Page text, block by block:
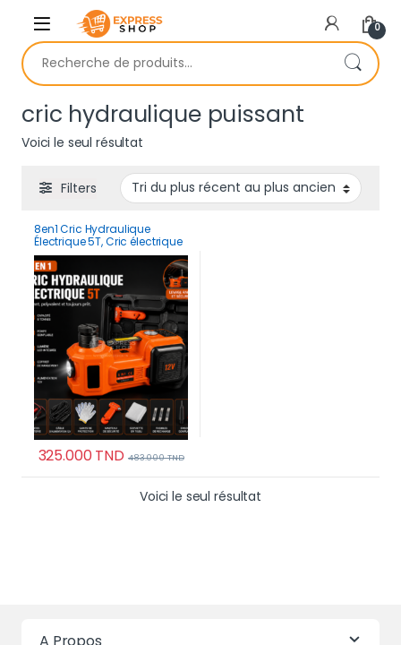
Skip to navigation
Skip to content
0
Recherche pour :
cric hydraulique puissant
Voici le seul résultat
Filters
8en1 Cric Hydraulique
Électrique 5T, Cric électrique
Voiture 12V avec Pompe
Gonflable et lumière LED
325.000TND 483.000TND
Voici le seul résultat